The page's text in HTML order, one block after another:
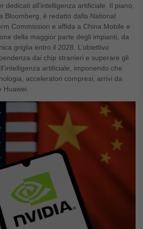
dedicati all’intelligenza artificiale. Il piano,
Bloomberg, è redatto dalla National
Commission e affida a China Mobile e
della maggior parte degli impianti, da
griglia entro il 2028. L’obiettivo
dai chip stranieri e superare gli
artificiale, imponendo che
acceleratori compresi, arrivi da
Huawei.